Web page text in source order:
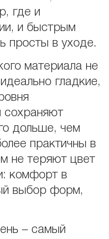
где и
и быстрым
просты в уходе.
материала не
гладкие,
сохраняют
дольше, чем
практичны в
не теряют цвет
комфорт в
выбор форм,
– самый